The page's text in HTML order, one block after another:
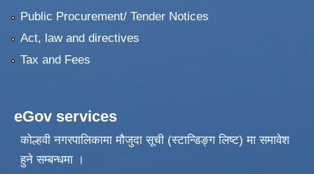
Public Procurement/ Tender Notices
Act, law and directives
Tax and Fees
eGov services
कोल्हवी नगरपालिकामा मौजुदा सूची (स्टान्डिङ्ग लिष्ट) मा समावेश
हुने सम्बन्धमा ।